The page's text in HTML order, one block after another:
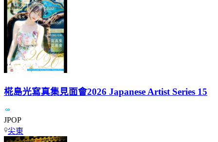
椛島光寫真集見面會2026 Japanese Artist Series 15
JPOP
尖東